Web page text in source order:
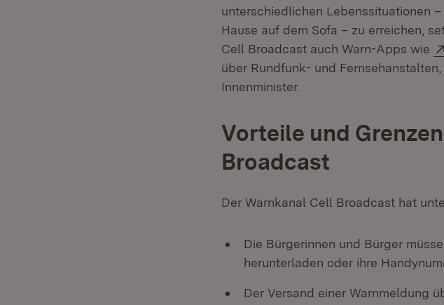
unterschiedlichen Lebenssituationen
Hause auf dem Sofa – zu erreichen,
Cell Broadcast auch Warn-Apps wie
über Rundfunk- und
Innenminister.
Vorteile und
Broadcast
Der Warnkanal Cell Broadcast hat
Die Bürgerinnen und Bürger
herunterladen oder ihre
Der Versand einer Warnmeldung